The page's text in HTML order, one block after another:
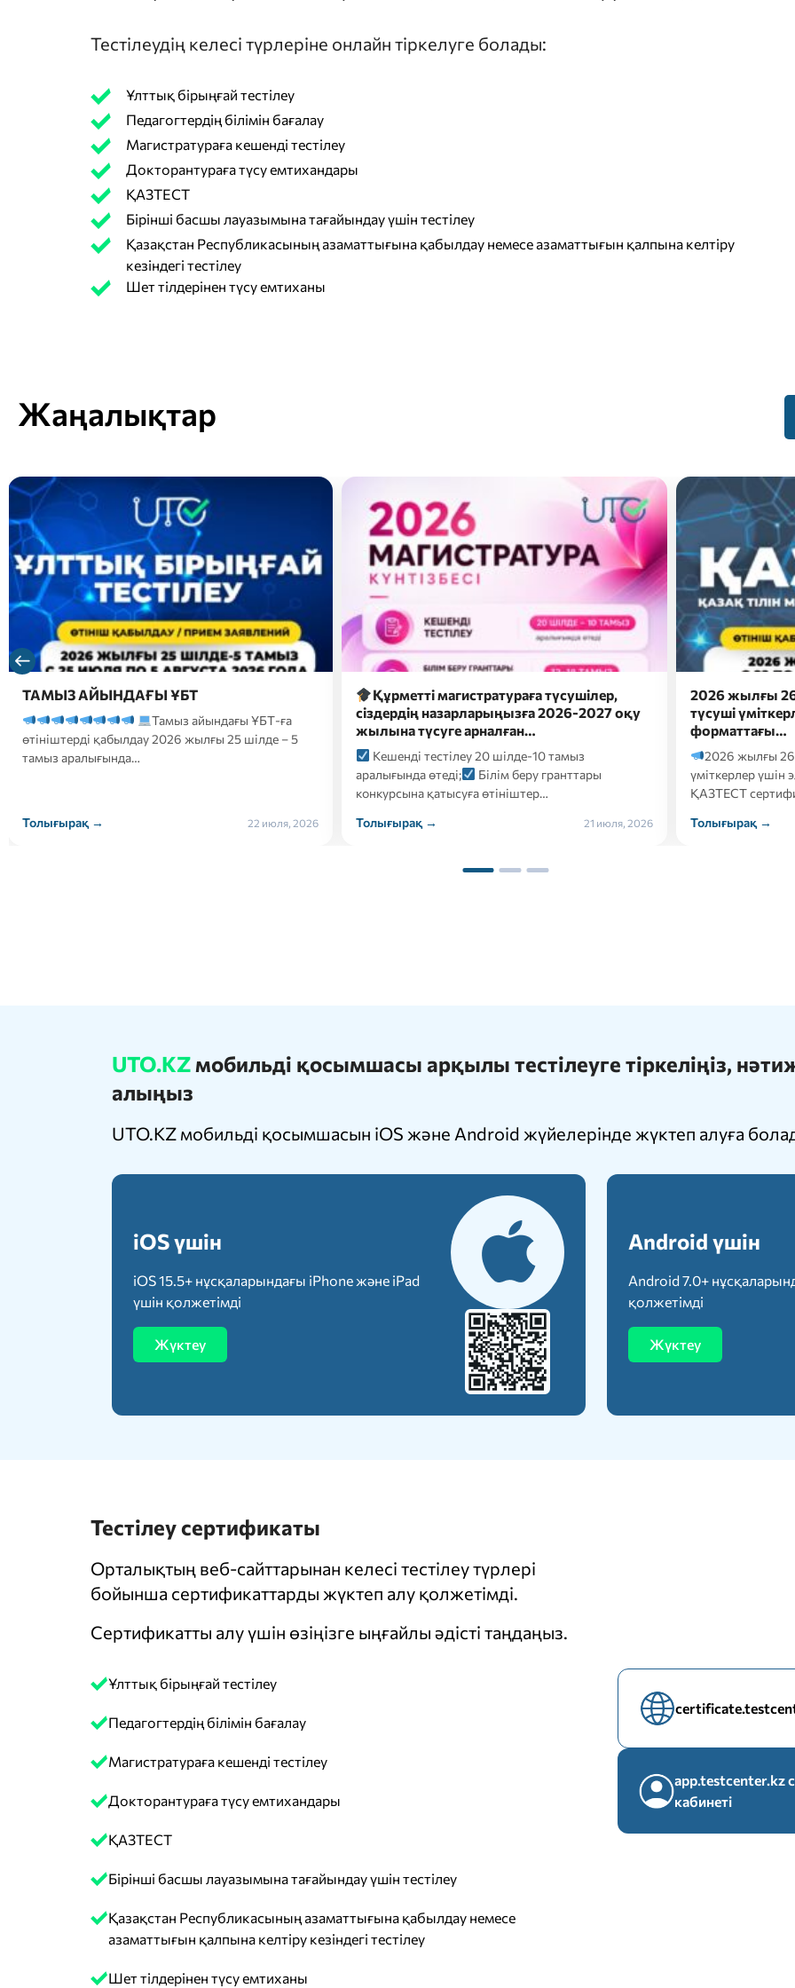
Тестілеудің келесі түрлеріне онлайн тіркелуге болады:
Ұлттық бірыңғай тестілеу
Педагогтердің білімін бағалау
Магистратураға кешенді тестілеу
Докторантураға түсу емтихандары
ҚАЗТЕСТ
Бірінші басшы лауазымына тағайындау үшін тестілеу
Қазақстан Республикасының азаматтығына қабылдау немесе азаматтығын қалпына келтіру
кезіндегі тестілеу
Шет тілдерінен түсу емтиханы
Жаңалықтар
Құрметті магистратураға түсушілер,
сіздердің назарларыңызға 2026-2027 оқу
жылына түсуге арналған…
Кешенді тестілеу 20 шілде-10 тамыз
Толығырақ →
21 июля, 2026
2026 жылғы 26 шілдеде докторантураға
түсуші үміткерлер үшін электронды
форматтағы…
2026 жылғы 26 шілдеде докторантураға түсуші
үміткерлер үшін электронды форматтағы
ҚАЗТЕСТ сертификаттық тестілеуі келесі…
Толығырақ →
21 июля, 2026
Сәлем,
Болашақ
ба?
Онда
кәсіби бағдарлау
Толығырақ →
UTO.KZ мобильді қосымшасы арқылы тестілеуге тіркеліңіз,
алыңыз
UTO.KZ мобильді қосымшасын iOS және Android жүйелерінде жүктеп алуға
iOS үшін
iOS 15.5+ нұсқаларындағы iPhone және iPad
үшін қолжетімді
Жүктеу
Android үшін
Android 7.0+
қолжетімді
Жүктеу
Тестілеу сертификаты
Орталықтың веб-сайттарынан келесі тестілеу түрлері
бойынша сертификаттарды жүктеп алу қолжетімді.
Сертификатты алу үшін өзіңізге ыңғайлы әдісті таңдаңыз.
Ұлттық бірыңғай тестілеу
Педагогтердің білімін бағалау
Магистратураға кешенді тестілеу
Докторантураға түсу емтихандары
ҚАЗТЕСТ
Бірінші басшы лауазымына тағайындау үшін тестілеу
Қазақстан Республикасының азаматтығына қабылдау немесе
азаматтығын қалпына келтіру кезіндегі тестілеу
Шет тілдерінен түсу емтиханы
app.testcenter.kz
кабинеті